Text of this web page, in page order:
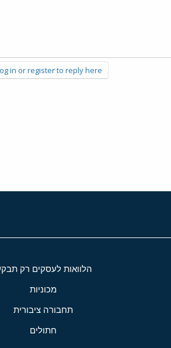
in or register to reply here.
הלוואות לעסקים רק
מכוניות
תחבורה ציבורית
חתולים